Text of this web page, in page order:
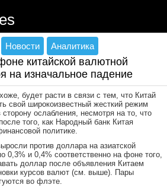
Новости Аналитика
китайской валютной
на изначальное падение
будет расти в связи с тем, что Китай
свой широкоизвестный жесткий режим
ослабления, несмотря на то, что
того, как Народный банк Китая
политике.
против доллара на азиатской
0,3% и 0,4% соответственно на фоне того,
доллар после объявления Китаем
курсов валют (см. выше). Пары
во флэте.